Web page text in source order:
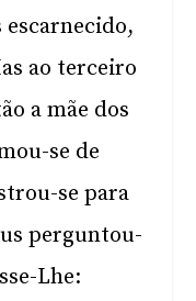
ao terceiro
a mãe dos
se de
se para
perguntou-
Lhe: